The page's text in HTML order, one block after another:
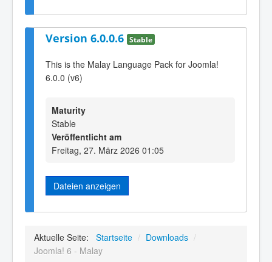
Version 6.0.0.6 Stable
This is the Malay Language Pack for Joomla!
6.0.0 (v6)
Maturity
Stable
Veröffentlicht am
Freitag, 27. März 2026 01:05
Dateien anzeigen
Aktuelle Seite: Startseite / Downloads /
Joomla! 6 - Malay